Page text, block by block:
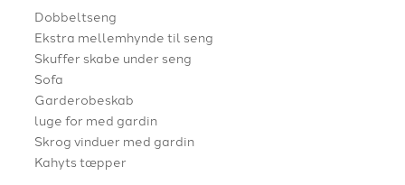
Dobbeltseng
Ekstra mellemhynde til seng
Skuffer skabe under seng
Sofa
Garderobeskab
luge for med gardin
Skrog vinduer med gardin
Kahyts tæpper